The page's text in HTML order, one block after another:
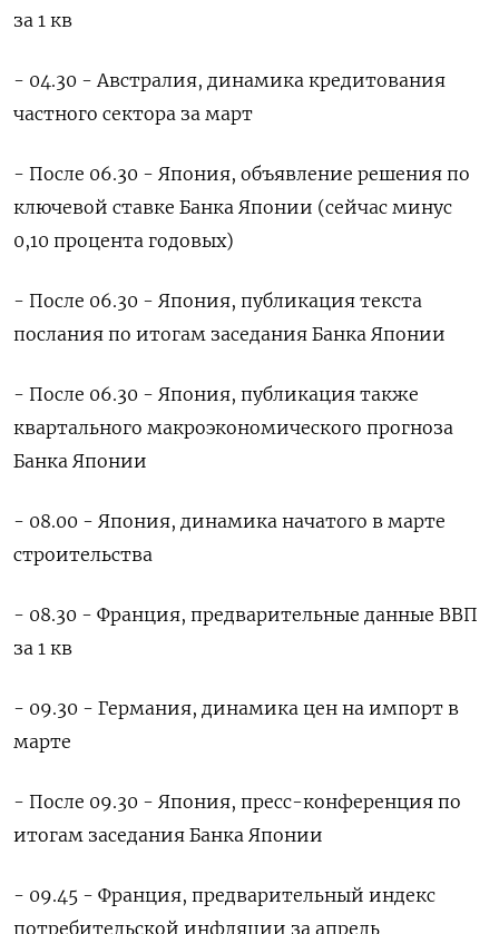
за 1 кв
- 04.30 - Австралия, динамика кредитования
частного сектора за март
- После 06.30 - Япония, объявление решения по
ключевой ставке Банка Японии (сейчас минус
0,10 процента годовых)
- После 06.30 - Япония, публикация текста
послания по итогам заседания Банка Японии
- После 06.30 - Япония, публикация также
квартального макроэкономического прогноза
Банка Японии
- 08.00 - Япония, динамика начатого в марте
строительства
- 08.30 - Франция, предварительные данные ВВП
за 1 кв
- 09.30 - Германия, динамика цен на импорт в
марте
- После 09.30 - Япония, пресс-конференция по
итогам заседания Банка Японии
- 09.45 - Франция, предварительный индекс
потребительской инфляции за апрель